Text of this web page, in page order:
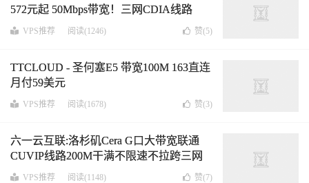
572元起 50Mbps带宽！三网CDIA线路
VPS推荐 阅读(1246) 赞(5)
TTCLOUD - 圣何塞E5 带宽100M 163直连
月付59美元
VPS推荐 阅读(1678) 赞(3)
六一云互联:洛杉矶Cera G口大带宽联通
CUVIP线路200M干满不限速不拉跨三网
AS4837
VPS推荐 阅读(1148) 赞(7)